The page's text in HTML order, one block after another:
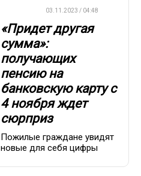
03.11.2023 / 04:48
«Придет другая
сумма»:
получающих
пенсию на
банковскую карту с
4 ноября ждет
сюрприз
Пожилые граждане увидят
новые для себя цифры